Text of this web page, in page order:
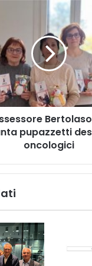
pupazzetti
oncologici